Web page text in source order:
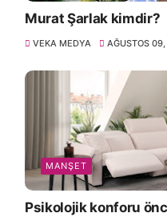
Murat Şarlak kimdir?
VEKA MEDYA AĞUSTOS
MANŞET
Psikolojik konforu